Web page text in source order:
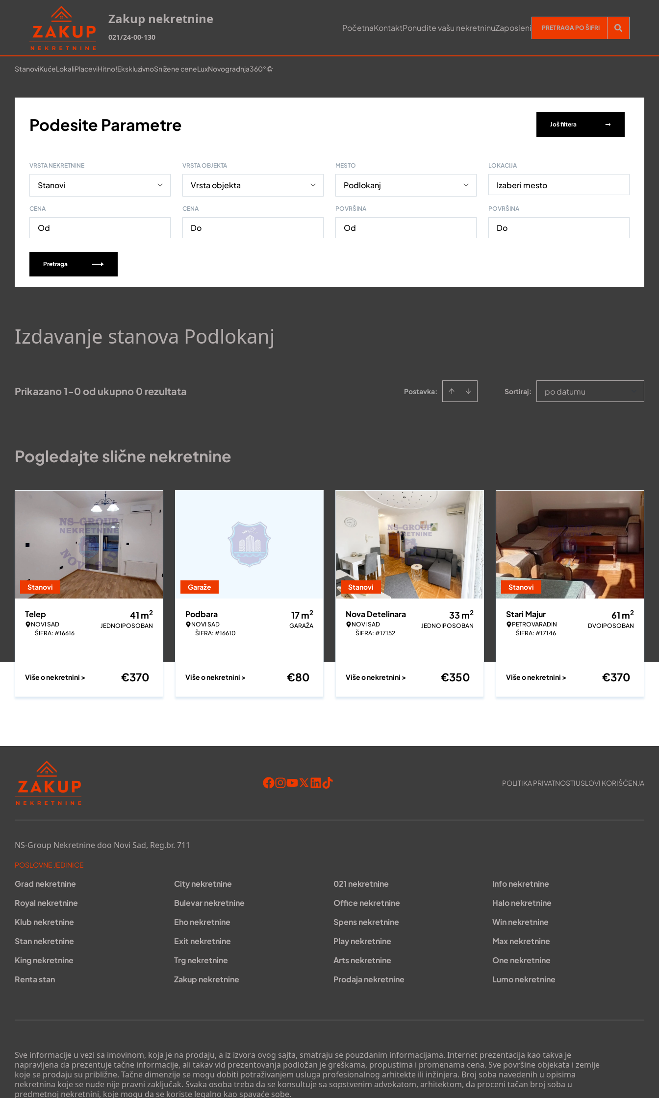
Zakup nekretnine
021/24-00-130
PočetnaKontaktPonudite vašu nekretninuZaposleni
StanoviKućeLokaliPlaceviHitno!EkskluzivnoSnižene ceneLuxNovogradnja360°
Podesite Parametre Još filtera
VRSTA NEKRETNINE VRSTA OBJEKTA MESTO LOKACIJA
Izaberi mesto
CENA CENA POVRŠINA POVRŠINA
Pretraga
Izdavanje stanova Podlokanj
Prikazano 1-0 od ukupno 0 rezultata Postavka: Sortiraj: po datumu
Pogledajte slične nekretnine
Stanovi
Telep
NOVI SAD
ŠIFRA: #16616
41 m2
JEDNOIPOSOBAN
Više o nekretnini > €370
Garaže
Podbara
NOVI SAD
ŠIFRA: #16610
17m2
GARAŽA
Više o nekretnini > €80
Stanovi
Nova Detelinara
NOVI SAD
ŠIFRA: #17152
33 m2
JEDNOIPOSOBAN
Više o nekretnini > €350
Stanovi
Stari Majur
PETROVARADIN
ŠIFRA: #17146
61 m2
DVOIPOSOBAN
Više o nekretnini > €370
POLITIKA PRIVATNOSTIUSLOVI KORIŠĆENJA
Sve informacije u vezi sa imovinom, koja je na prodaju, a iz izvora ovog sajta, smatraju se pouzdanim informacijama. Internet prezentacija kao takva je
napravljena da prezentuje tačne informacije, ali takav vid prezentovanja podložan je greškama, propustima i promenama cena. Sve površine objekata i zemlje
koje se prodaju su približne. Tačne dimenzije se mogu dobiti potraživanjem usluga profesionalnog arhitekte ili inžinjera. Broj soba navedenih u opisima
nekretnina koje se nude nije pravni zaključak. Svaka osoba treba da se konsultuje sa sopstvenim advokatom, arhitektom, da proceni tačan broj soba u
predmetnoj nekretnini, koje mogu da se koriste legalno kao spavaće sobe.
NS-Group Nekretnine doo Novi Sad, Reg.br. 711
POSLOVNE JEDINICE
Grad nekretnine City nekretnine 021 nekretnine
Info nekretnine
Royal nekretnine
Bulevar nekretnine Office nekretnine
Halo nekretnine
Klub nekretnine
Eho nekretnine Spens nekretnine
Win nekretnine
Stan nekretnine
Exit nekretnine Play nekretnine
Max nekretnine
King nekretnine
Trg nekretnine Arts nekretnine
One nekretnine
Renta stan
Zakup nekretnine Prodaja nekretnine Lumo nekretnine